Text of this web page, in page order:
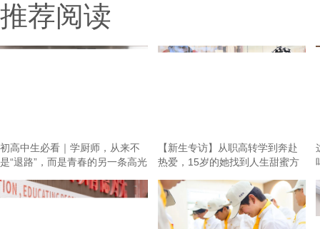
推荐阅读
初高中生必看｜学厨师，从来不
是“退路”，而是青春的另一条高光
【新生专访】从职高转学到奔赴
热爱，15岁的她找到人生甜蜜方